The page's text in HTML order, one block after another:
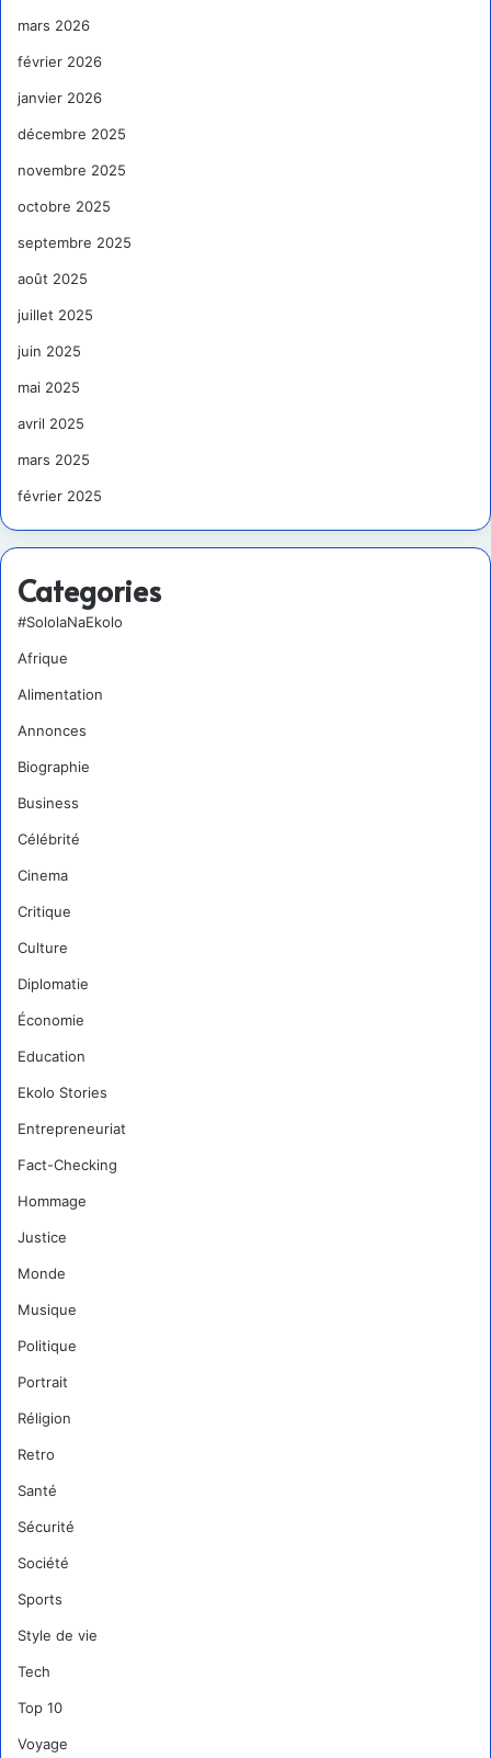
mars 2026
février 2026
janvier 2026
décembre 2025
novembre 2025
octobre 2025
septembre 2025
août 2025
juillet 2025
juin 2025
mai 2025
avril 2025
mars 2025
février 2025
Categories
#SololaNaEkolo
Afrique
Alimentation
Annonces
Biographie
Business
Célébrité
Cinema
Critique
Culture
Diplomatie
Économie
Education
Ekolo Stories
Entrepreneuriat
Fact-Checking
Hommage
Justice
Monde
Musique
Politique
Portrait
Réligion
Retro
Santé
Sécurité
Société
Sports
Style de vie
Tech
Top 10
Voyage